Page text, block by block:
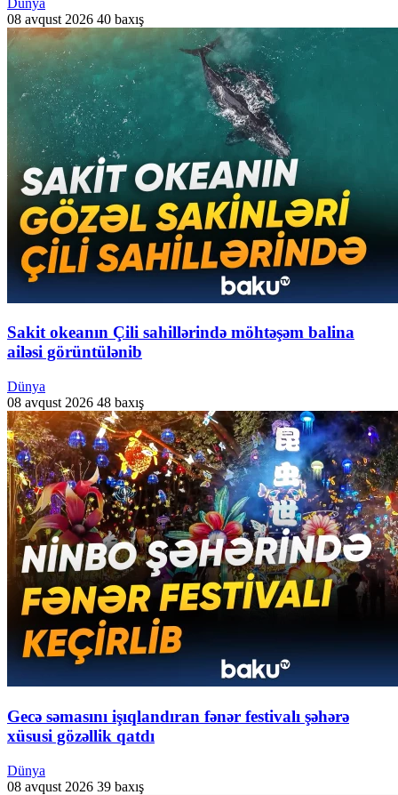
08 avqust 2026 40 baxış
Sakit okeanın Çili sahillərində möhtəşəm balina
ailəsi görüntülənib
Dünya
08 avqust 2026 48 baxış
Gecə səmasını işıqlandıran fənər festivalı şəhərə
xüsusi gözəllik qatdı
Dünya
08 avqust 2026 39 baxış